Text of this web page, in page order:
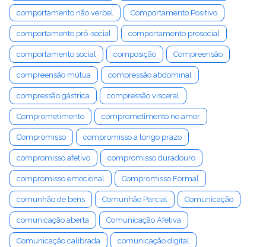
comportamento não verbal Comportamento Positivo
comportamento pró-social comportamento prosocial
comportamento social composição Compreensão
compreensão mútua compressão abdominal
compressão gástrica compressão visceral
Comprometimento comprometimento no amor
Compromisso compromisso a longo prazo
compromisso afetivo compromisso duradouro
compromisso emocional Compromisso Formal
comunhão de bens Comunhão Parcial Comunicação
comunicação aberta Comunicação Afetiva
Comunicação calibrada comunicação digital